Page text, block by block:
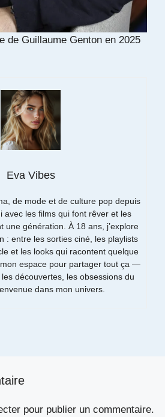
de Guillaume Genton en 2025
Eva Vibes
de mode et de culture pop depuis
avec les films qui font rêver et les
une génération. À 18 ans, j’explore
: entre les sorties ciné, les playlists
et les looks qui racontent quelque
mon espace pour partager tout ça —
découvertes, les obsessions du
dans mon univers.
pour publier un commentaire.